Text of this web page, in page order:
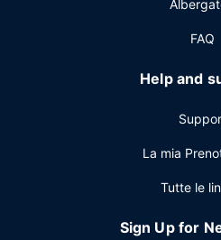
FAQ
Help and
La mia
Tutte le
Sign Up for